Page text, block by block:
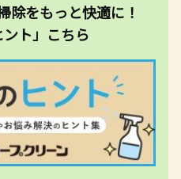
除をもっと快適に！
ント」こちら